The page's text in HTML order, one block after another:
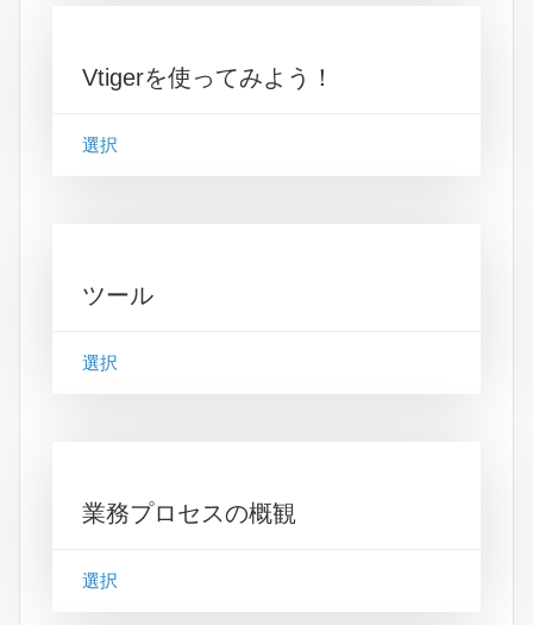
Vtigerを使ってみよう！
選択
ツール
選択
業務プロセスの概観
選択